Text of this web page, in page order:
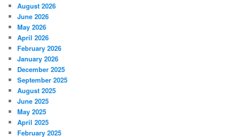
August 2026
June 2026
May 2026
April 2026
February 2026
January 2026
December 2025
September 2025
August 2025
June 2025
May 2025
April 2025
February 2025